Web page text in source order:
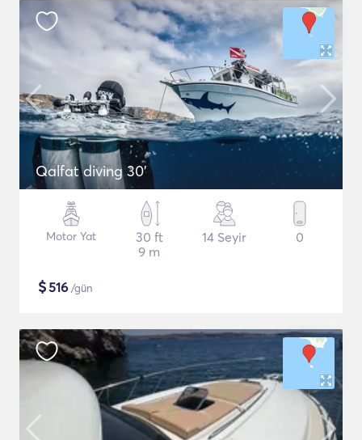
Qalfat diving 30'
Motor Yat
30 ft
9 m
14 Seyir 0
$516 /gün